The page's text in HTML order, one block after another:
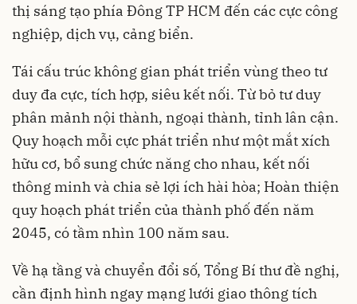
thị sáng tạo phía Đông TP HCM đến các cực công
nghiệp, dịch vụ, cảng biển.
Tái cấu trúc không gian phát triển vùng theo tư
duy đa cực, tích hợp, siêu kết nối. Từ bỏ tư duy
phân mảnh nội thành, ngoại thành, tỉnh lân cận.
Quy hoạch mỗi cực phát triển như một mắt xích
hữu cơ, bổ sung chức năng cho nhau, kết nối
thông minh và chia sẻ lợi ích hài hòa; Hoàn thiện
quy hoạch phát triển của thành phố đến năm
2045, có tầm nhìn 100 năm sau.
Về hạ tầng và chuyển đổi số, Tổng Bí thư đề nghị,
cần định hình ngay mạng lưới giao thông tích